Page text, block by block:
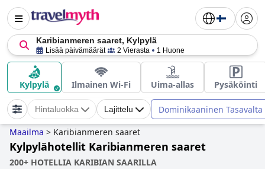
Karibianmeren saaret, Kylpylä
Lisää päivämäärät 2 Vierasta 1 Huone
Kylpylä Ilmainen Wi-Fi Uima-allas Pysäköinti
Hintaluokka Lajittelu Dominikaaninen Tasavalta
Maailma > Karibianmeren saaret
Kylpylähotellit Karibianmeren saaret
200+ HOTELLIA KARIBIAN SAARILLA